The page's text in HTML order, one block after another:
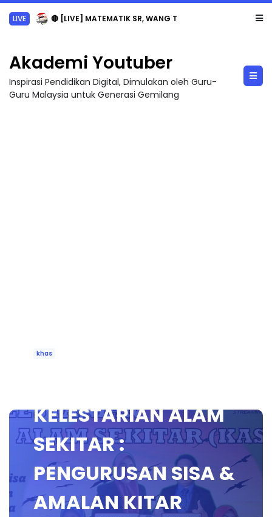
LIVE 🔴 [LIVE] MATEMATIK SR, WANG TAHUN 6 OLEH CIKGU ANITA #ALLINONE #141 #...
Akademi Youtuber
Inspirasi Pendidikan Digital, Dimulakan oleh Guru-
Guru Malaysia untuk Generasi Gemilang
khas
KELESTARIAN ALAM
SEKITAR :
PENGURUSAN SISA &
AMALAN KITAR